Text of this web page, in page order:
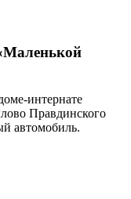
интернате
Правдинского
автомобиль.